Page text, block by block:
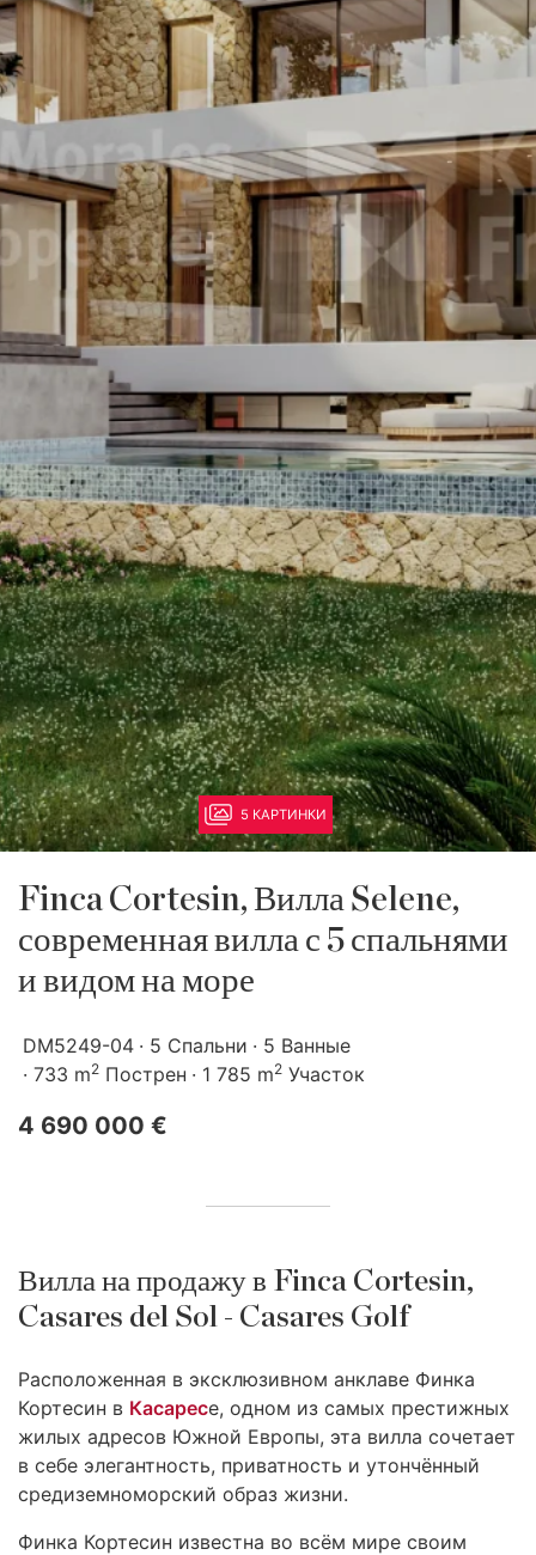
5 КАРТИНКИ
Finca Cortesin, Вилла Selene,
современная вилла с 5 спальнями
и видом на море
DM5249-04 5 Спальни
5 Ванные
733 m2 Пострен 1 785 m2 Участок
4 690 000 €
Вилла на продажу в Finca Cortesin,
Casares del Sol - Casares Golf
Расположенная в эксклюзивном анклаве Финка
Кортесин в Касаресе, одном из самых престижных
жилых адресов Южной Европы, эта вилла сочетает
в себе элегантность, приватность и утончённый
средиземноморский образ жизни.
Финка Кортесин известна во всём мире своим